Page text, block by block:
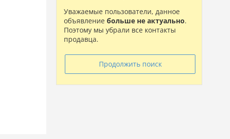
Уважаемые пользователи, данное
объявление больше не актуально.
Поэтому мы убрали все контакты
продавца.
Продолжить поиск